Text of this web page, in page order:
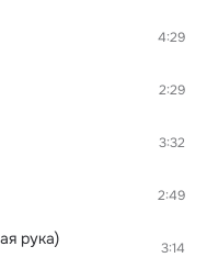
4:29
2:29
3:32
2:49
рука) 3:14